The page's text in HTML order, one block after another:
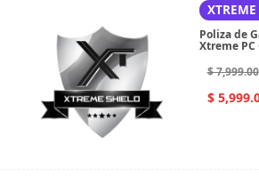
Poliza de
Xtreme PC
$ 7,999.00
$